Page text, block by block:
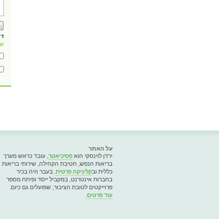
על האתר
ירדן לוינסקי הוא פסיכיאטר, עובד כראש מערך
בריאות הנפש, חטיבת הקהילה, שירותי בריאות
כללית ובקליניקה פרטית. בעבר היה בכיר
בחברות אינטרנט, במקביל ייסד ופיתח מספר
פרוייקטים לטובת הציבור, שפועלים גם כיום.
עוד פרטים.